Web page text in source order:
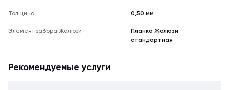
Толщина 0,50 мм
Элемент забора Жалюзи
Планка Жалюзи
стандартная
Рекомендуемые услуги